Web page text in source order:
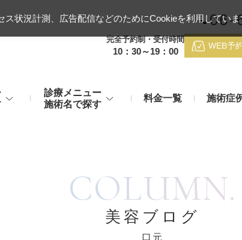
06-
完全予約制・受付時間
10：30～19：00
WEB予
メディカルダイエット・
診療メニュー
施術名で探す
マッサージピール（コラーゲンピール）
リジュラン注射（高濃度サーモン注射）
料金一覧 施術症
医師
COLUMN.
美容ブログ
口元
ス状況計測、広告配信などのためにCookieを利用してい